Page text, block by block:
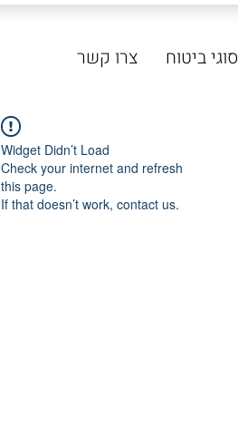
סוגי ביטוח צרו קשר
Widget Didn’t Load
Check your internet and refresh
this page.
If that doesn’t work, contact us.